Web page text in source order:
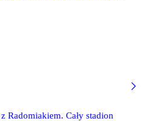
Radomiakiem. Cały stadion